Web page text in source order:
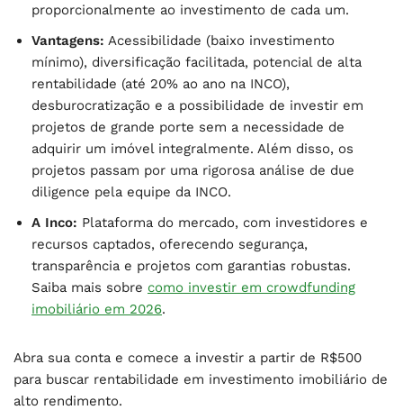
proporcionalmente ao investimento de cada um.
Vantagens: Acessibilidade (baixo investimento
mínimo), diversificação facilitada, potencial de alta
rentabilidade (até 20% ao ano na INCO),
desburocratização e a possibilidade de investir em
projetos de grande porte sem a necessidade de
adquirir um imóvel integralmente. Além disso, os
projetos passam por uma rigorosa análise de due
diligence pela equipe da INCO.
A Inco: Plataforma do mercado, com investidores e
recursos captados, oferecendo segurança,
transparência e projetos com garantias robustas.
Saiba mais sobre como investir em crowdfunding
imobiliário em 2026.
Abra sua conta e comece a investir a partir de R$500
para buscar rentabilidade em investimento imobiliário de
alto rendimento.